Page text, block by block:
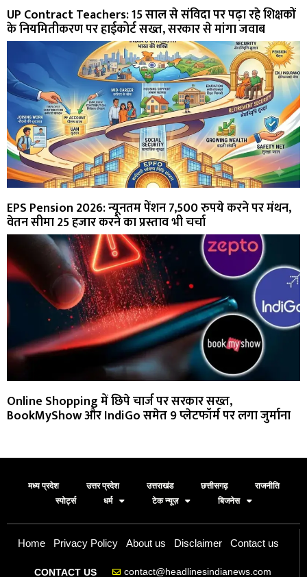
UP Contract Teachers: 15 साल से संविदा पर पढ़ा रहे शिक्षकों
के नियमितीकरण पर हाईकोर्ट सख्त, सरकार से मांगा जवाब
EPS Pension 2026: न्यूनतम पेंशन 7,500 रुपये करने पर मंथन,
वेतन सीमा 25 हजार करने का प्रस्ताव भी चर्चा
Online Shopping में छिपे चार्ज पर सरकार सख्त,
BookMyShow और IndiGo समेत 9 प्लेटफॉर्म पर लगा जुर्माना
मध्य प्रदेश उत्तर प्रदेश उत्तराखंड छत्तीसगढ़
राजनीति
स्पोर्ट्स
धर्म टेक न्यूज़ बिजनेस
Home Privacy Policy About us Disclaimer Contact us
CONTACT US contact@headlinesindianews.com